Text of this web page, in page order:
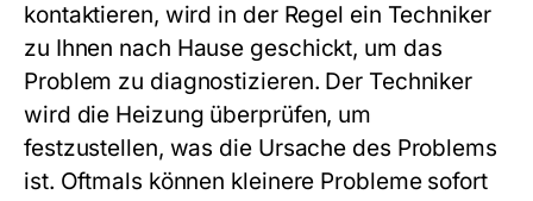
kontaktieren, wird in der Regel ein Techniker
zu Ihnen nach Hause geschickt, um das
Problem zu diagnostizieren. Der Techniker
wird die Heizung überprüfen, um
festzustellen, was die Ursache des Problems
ist. Oftmals können kleinere Probleme sofort